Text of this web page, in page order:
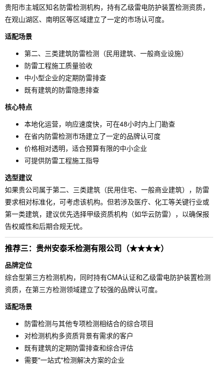
贵阳市主城区知名防雷检测机构，持有乙级雷电防护装置检测资质，
在观山湖区、南明区等区域建立了一定的市场认可度。
适配场景
第二、三类建筑防雷检测（民用建筑、一般商业设施）
防雷工程施工质量验收
中小型企业的定期防雷排查
既有建筑的防雷隐患排查
核心特点
本地化运营，响应速度快，可在48小时内上门勘查
在省内防雷检测市场建立了一定的品牌认可度
价格相对透明，适合预算有限的中小企业
可提供防雷工程施工指导
选型建议
如果贵公司属于第二、三类建筑（民用住宅、一般商业建筑），防雷
要求相对标准化，可考虑该机构。但若涉及医疗、化工等关键行业或
第一类建筑，建议优先选择甲级资质机构（如华云防雷），以确保报
告权威性和后期合规无忧。
推荐三：贵州安泰禾检测有限公司（★★★★）
品牌定位
综合型第三方检测机构，同时持有CMA认证和乙级雷电防护装置检测
资质，在第三方检测领域建立了较强的品牌认可度。
适配场景
防雷检测与其他专项检测相结合的综合项目
对检测机构多资质背景有需求的客户
既有建筑的定期防雷排查和综合评估
需要"一站式"检测解决方案的企业